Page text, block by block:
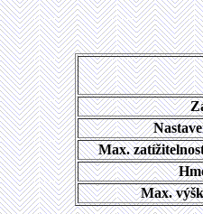
Max.
Max.